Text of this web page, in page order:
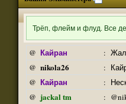
Трёп, флейм и флуд. Все
@ Кайран :
@ nikola26 :
@ Кайран :
@ jackal tm :